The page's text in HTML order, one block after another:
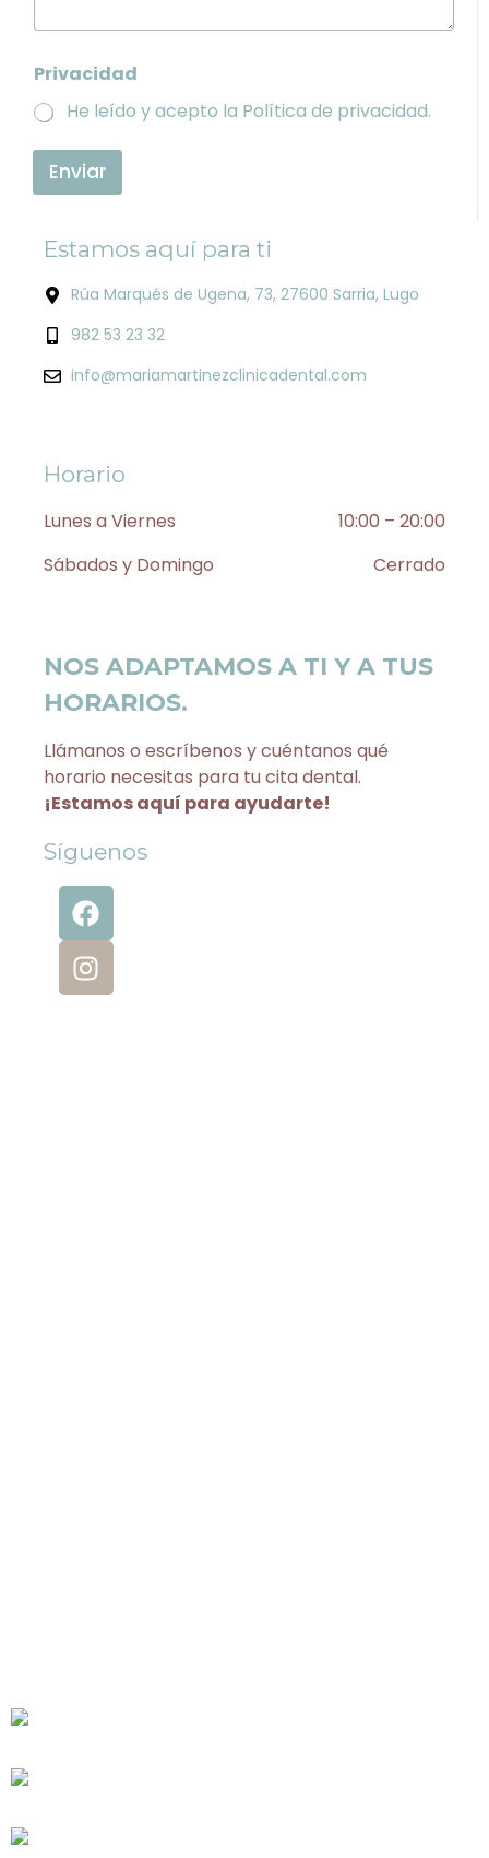
Privacidad
He leído y acepto la Política de privacidad.
Enviar
Estamos aquí para ti
Rúa Marqués de Ugena, 73, 27600 Sarria, Lugo
982 53 23 32
info@mariamartinezclinicadental.com
Horario
Lunes a Viernes
10:00 – 20:00
Sábados y Domingo
Cerrado
NOS ADAPTAMOS A TI Y A TUS
HORARIOS.
Llámanos o escríbenos y cuéntanos qué
horario necesitas para tu cita dental.
¡Estamos aquí para ayudarte!
Síguenos